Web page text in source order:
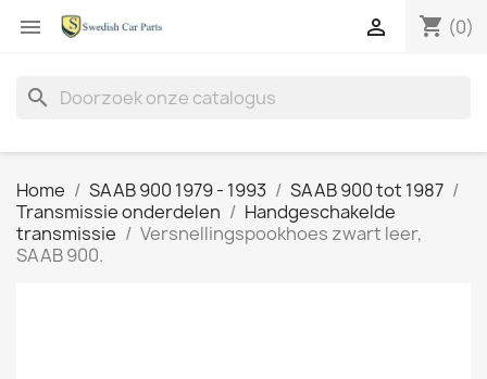
 shopping_cart (0)

search
Home SAAB 900 1979 - 1993
SAAB 900 tot 1987
Transmissie onderdelen
Handgeschakelde
transmissie
Versnellingspookhoes zwart leer,
SAAB 900.